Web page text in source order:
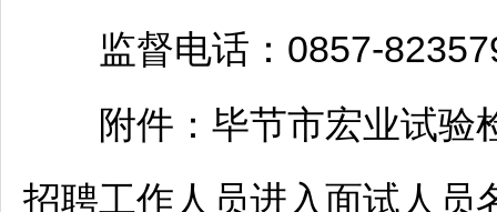
监督电话：0857-
附件： 毕节市宏业试验
招聘工作人员进入面试人员